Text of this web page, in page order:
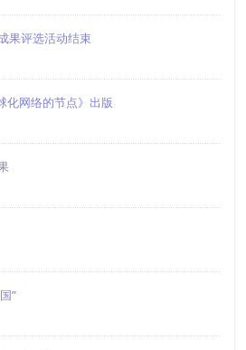
果评选活动结束
化网络的节点》出版
”